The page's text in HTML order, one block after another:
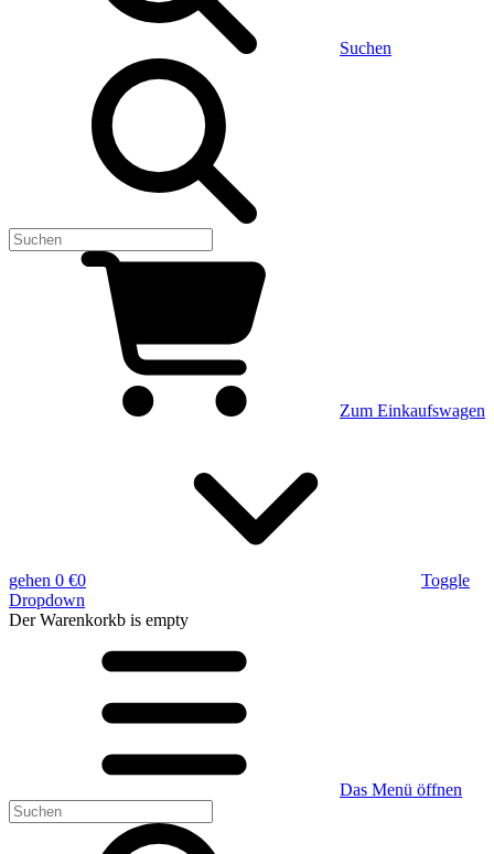
Suchen
Zum Einkaufswagen
gehen 0 €0
Toggle
Dropdown
Der Warenkorkb is empty
Das Menü öffnen